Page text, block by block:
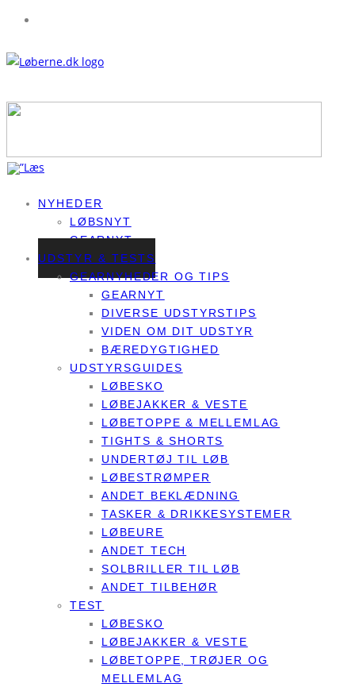
NYHEDER
LØBSNYT
GEARNYT
UDSTYR & TESTS
GEARNYHEDER OG TIPS
GEARNYT
DIVERSE UDSTYRSTIPS
VIDEN OM DIT UDSTYR
BÆREDYGTIGHED
UDSTYRSGUIDES
LØBESKO
LØBEJAKKER & VESTE
LØBETOPPE & MELLEMLAG
TIGHTS & SHORTS
UNDERTØJ TIL LØB
LØBESTRØMPER
ANDET BEKLÆDNING
TASKER & DRIKKESYSTEMER
LØBEURE
ANDET TECH
SOLBRILLER TIL LØB
ANDET TILBEHØR
TEST
LØBESKO
LØBEJAKKER & VESTE
LØBETOPPE, TRØJER OG
MELLEMLAG